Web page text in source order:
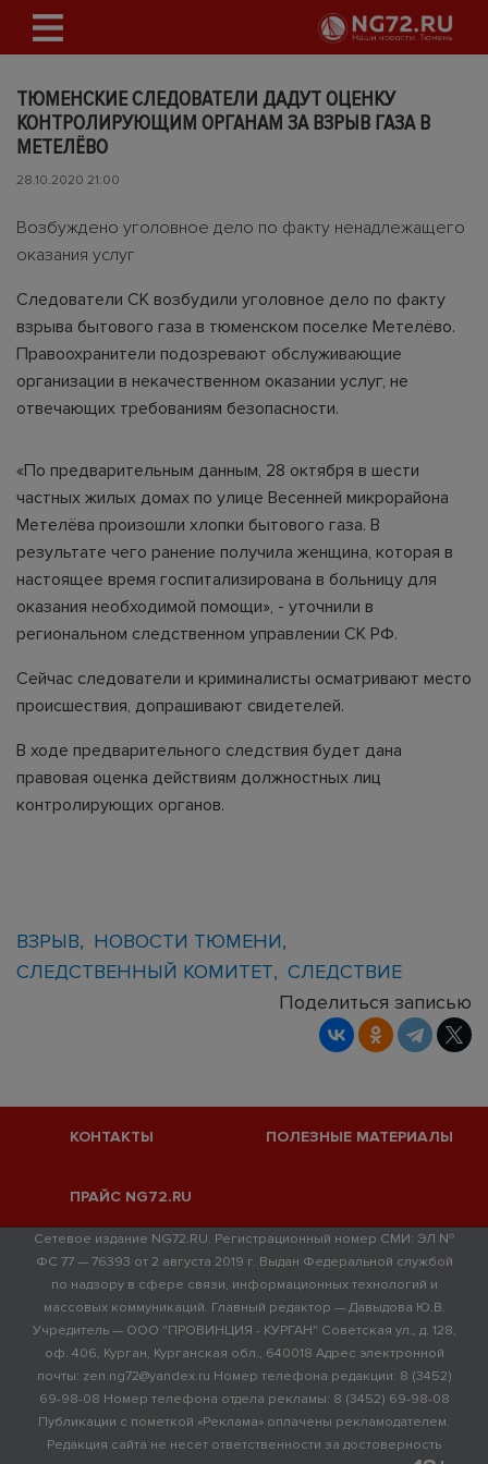
ТЮМЕНСКИЕ СЛЕДОВАТЕЛИ ДАДУТ ОЦЕНКУ
КОНТРОЛИРУЮЩИМ ОРГАНАМ ЗА ВЗРЫВ ГАЗА В
МЕТЕЛЁВО
28.10.2020 21:00
Возбуждено уголовное дело по факту ненадлежащего
оказания услуг
Следователи СК возбудили уголовное дело по факту
взрыва бытового газа в тюменском поселке Метелёво.
Правоохранители подозревают обслуживающие
организации в некачественном оказании услуг, не
отвечающих требованиям безопасности.
«По предварительным данным, 28 октября в шести
частных жилых домах по улице Весенней микрорайона
Метелёва произошли хлопки бытового газа. В
результате чего ранение получила женщина, которая в
настоящее время госпитализирована в больницу для
оказания необходимой помощи», - уточнили в
региональном следственном управлении СК РФ.
Сейчас следователи и криминалисты осматривают место
происшествия, допрашивают свидетелей.
В ходе предварительного следствия будет дана
правовая оценка действиям должностных лиц
контролирующих органов.
ВЗРЫВ
НОВОСТИ ТЮМЕНИ
СЛЕДСТВЕННЫЙ КОМИТЕТ
СЛЕДСТВИЕ
Поделиться записью
КОНТАКТЫ ПОЛЕЗНЫЕ МАТЕРИАЛЫ
ПРАЙС NG72.RU
Сетевое издание NG72.RU. Регистрационный номер СМИ: ЭЛ №
ФС 77 — 76393 от 2 августа 2019 г. Выдан Федеральной службой
по надзору в сфере связи, информационных технологий и
массовых коммуникаций. Главный редактор — Давыдова Ю.В.
Учредитель — ООО "ПРОВИНЦИЯ - КУРГАН" Советская ул., д. 128,
оф. 406, Курган, Курганская обл., 640018 Адрес электронной
почты: zen.ng72@yandex.ru Номер телефона редакции: 8 (3452)
69-98-08 Номер телефона отдела рекламы: 8 (3452) 69-98-08
Публикации с пометкой «Реклама» оплачены рекламодателем.
Редакция сайта не несет ответственности за достоверность